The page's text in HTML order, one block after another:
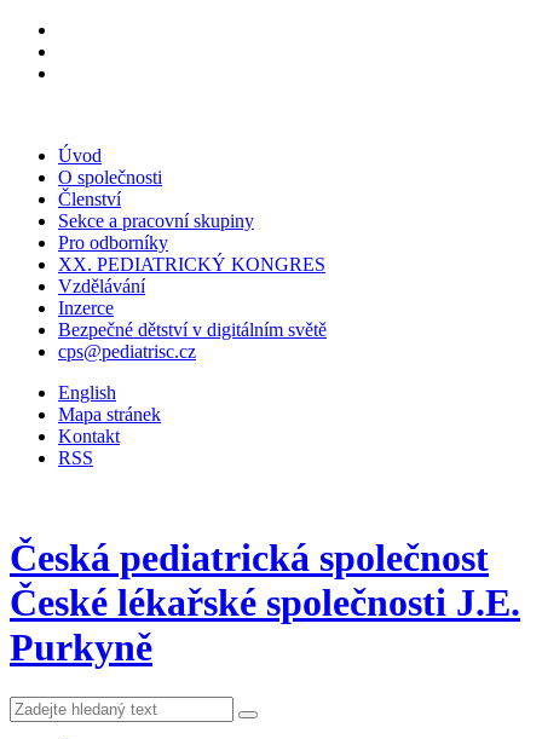
Úvod
O společnosti
Členství
Sekce a pracovní skupiny
Pro odborníky
XX. PEDIATRICKÝ KONGRES
Vzdělávání
Inzerce
Bezpečné dětství v digitálním světě
cps@pediatrisc.cz
English
Mapa stránek
Kontakt
RSS
Česká pediatrická společnost
České lékařské společnosti J.E.
Purkyně